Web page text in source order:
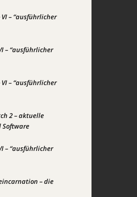
– “ausführlicher
– “ausführlicher
– “ausführlicher
2 – aktuelle
Software
– “ausführlicher
– die